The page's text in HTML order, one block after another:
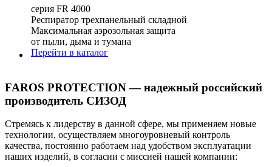
серия FR 4000
Респиратор трехпанельный складной
Максимальная аэрозольная защита
от пыли, дыма и тумана
Перейти в каталог
FAROS PROTECTION — надежный российский
производитель СИЗОД
Стремясь к лидерству в данной сфере, мы применяем новые
технологии, осуществляем многоуровневый контроль
качества, постоянно работаем над удобством эксплуатации
наших изделий, в согласии с миссией нашей компании: